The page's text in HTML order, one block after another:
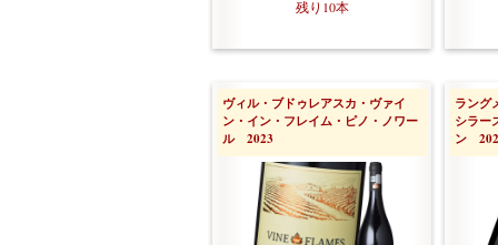
残り10本
ヴィル・ブドゥレアスカ・ヴァイ
ン・イン・フレイム・ピノ・ノワー
ル 2023
ラング
シラー
ン